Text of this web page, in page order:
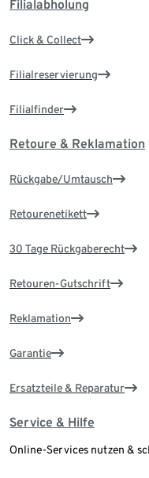
Filialabholung
Click & Collect
Filialreservierung
Filialfinder
Retoure & Reklamation
Rückgabe/Umtausch
Retourenetikett
30 Tage Rückgaberecht
Retouren-Gutschrift
Reklamation
Garantie
Ersatzteile & Reparatur
Service & Hilfe
Online-Services nutzen &